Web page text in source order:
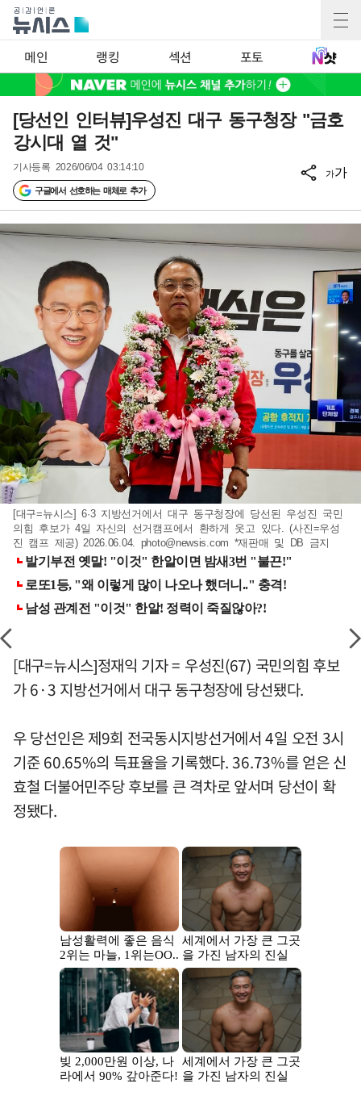
메인 랭킹 섹션 포토
[당선인 인터뷰]우성진 대구 동구청장 "금호
강시대 열 것"
기사등록 2026/06/04 03:14:10
구글에서 선호하는 매체로 추가
가가
[대구=뉴시스] 6·3 지방선거에서 대구 동구청장에 당선된 우성진 국민
의힘 후보가 4일 자신의 선거캠프에서 환하게 웃고 있다. (사진=우성
진 캠프 제공) 2026.06.04. photo@newsis.com *재판매 및 DB 금지
[대구=뉴시스]정재익 기자 = 우성진(67) 국민의힘 후보
가 6·3 지방선거에서 대구 동구청장에 당선됐다.
우 당선인은 제9회 전국동시지방선거에서 4일 오전 3시
기준 60.65%의 득표율을 기록했다. 36.73%를 얻은 신
효철 더불어민주당 후보를 큰 격차로 앞서며 당선이 확
정됐다.